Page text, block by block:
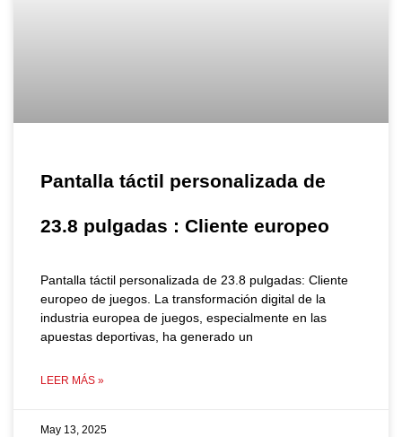
Pantalla táctil personalizada de
23.8 pulgadas : Cliente europeo
Pantalla táctil personalizada de 23.8 pulgadas: Cliente
europeo de juegos. La transformación digital de la
industria europea de juegos, especialmente en las
apuestas deportivas, ha generado un
LEER MÁS »
May 13, 2025